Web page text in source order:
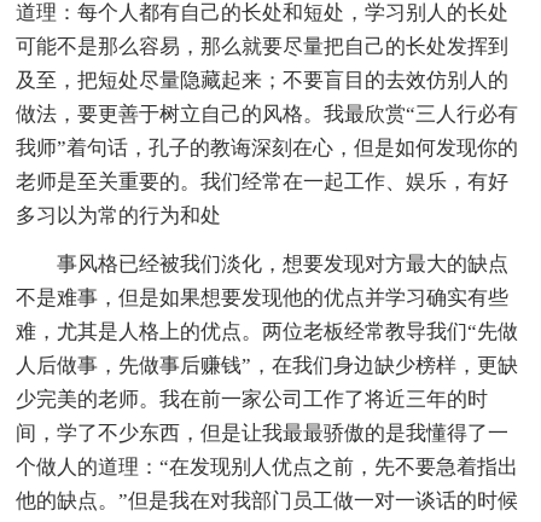
道理：每个人都有自己的长处和短处，学习别人的长处
可能不是那么容易，那么就要尽量把自己的长处发挥到
及至，把短处尽量隐藏起来；不要盲目的去效仿别人的
做法，要更善于树立自己的风格。我最欣赏“三人行必有
我师”着句话，孔子的教诲深刻在心，但是如何发现你的
老师是至关重要的。我们经常在一起工作、娱乐，有好
多习以为常的行为和处
事风格已经被我们淡化，想要发现对方最大的缺点
不是难事，但是如果想要发现他的优点并学习确实有些
难，尤其是人格上的优点。两位老板经常教导我们“先做
人后做事，先做事后赚钱”，在我们身边缺少榜样，更缺
少完美的老师。我在前一家公司工作了将近三年的时
间，学了不少东西，但是让我最最骄傲的是我懂得了一
个做人的道理：“在发现别人优点之前，先不要急着指出
他的缺点。”但是我在对我部门员工做一对一谈话的时候